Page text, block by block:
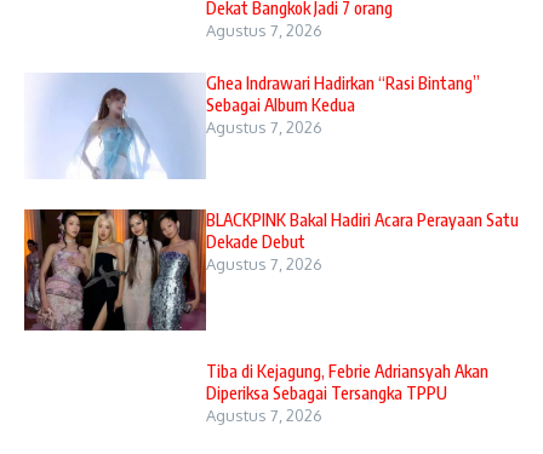
Dekat Bangkok Jadi 7 orang
Agustus 7, 2026
Ghea Indrawari Hadirkan “Rasi Bintang”
Sebagai Album Kedua
Agustus 7, 2026
BLACKPINK Bakal Hadiri Acara Perayaan Satu
Dekade Debut
Agustus 7, 2026
Tiba di Kejagung, Febrie Adriansyah Akan
Diperiksa Sebagai Tersangka TPPU
Agustus 7, 2026